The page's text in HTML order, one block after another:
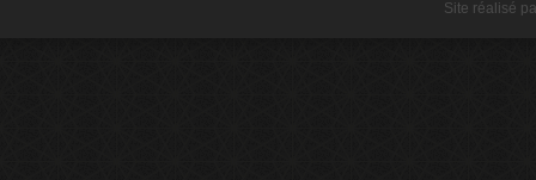
Site réalisé